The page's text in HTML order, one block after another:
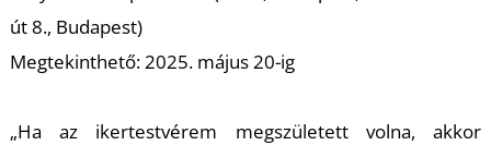
út 8., Budapest)
Megtekinthető: 2025. május 20-ig
„Ha az ikertestvérem megszületett volna, akkor